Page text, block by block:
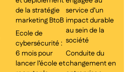
de la stratégie
marketing BtoB
Ecole de
cybersécurité :
6 mois pour
lancer l’école et
service d’un
impact durable
au sein de la
société
Conduite du
changement en